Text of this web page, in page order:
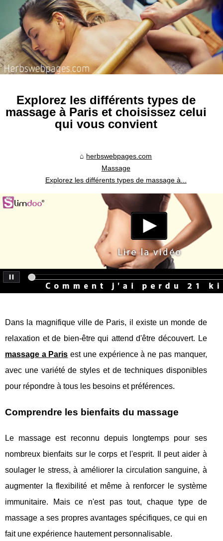
Explorez les différents types de
massage à Paris et choisissez celui
qui vous convient
herbswebpages.com
Massage
Explorez les différents types de massage à...
Dans la magnifique ville de Paris, il existe un monde de
relaxation et de bien-être qui attend d'être découvert. Le
massage a Paris est une expérience à ne pas manquer,
avec une variété de styles et de techniques disponibles
pour répondre à tous les besoins et préférences.
Comprendre les bienfaits du massage
Le massage est reconnu depuis longtemps pour ses
nombreux bienfaits sur le corps et l'esprit. Il peut aider à
soulager le stress, à améliorer la circulation sanguine, à
augmenter la flexibilité et même à renforcer le système
immunitaire. Mais ce n'est pas tout, chaque type de
massage a ses propres avantages spécifiques, ce qui en
fait une expérience hautement personnalisable.